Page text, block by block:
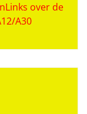
over de
A30